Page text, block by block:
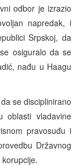
odbor je izrazio
napredak, i
Srpskoj, da
osiguralo da se
nađu u Haagu
se disciplinirano
oblasti vladavine
pravosuđu i
Državnog